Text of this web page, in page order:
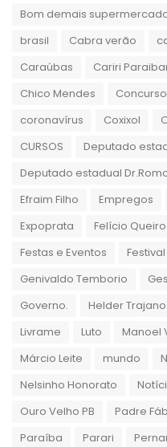
Bom demais
brasil
Cabra verão
Caraúbas
Cariri
Chico Mendes
coronavírus
Coxixol
CURSOS
Deputado
Deputado estadual
Efraim Filho
Empregos
Expoprata
Felício
Festas e Eventos
Genivaldo Temborio
Governo.
Helder Trajano
Livrame
Luto Manoel
Márcio Leite
mundo
Nelsinho Honorato
Ouro Velho PB
Padre
Paraíba
Parari